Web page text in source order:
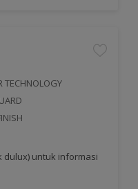
TECHNOLOGY
dulux) untuk informasi